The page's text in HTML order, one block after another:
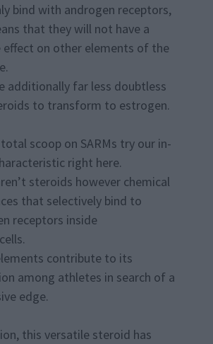
bind with androgen receptors,
that they will not have a
effect on other elements of the
additionally far less doubtless
to transform to estrogen.
scoop on SARMs try our in-
right here.
steroids however chemical
that selectively bind to
receptors inside
contribute to its
among athletes in search of a
edge.
this versatile steroid has